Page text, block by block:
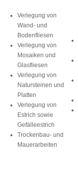
Verlegung von
Wand- und
Bodenfliesen
Verlegung von
Mosaiken und
Glasfliesen
Verlegung von
Natursteinen und
Platten
Verlegung von
Estrich sowie
Gefälleestrich
Trockenbau- und
Mauerarbeiten